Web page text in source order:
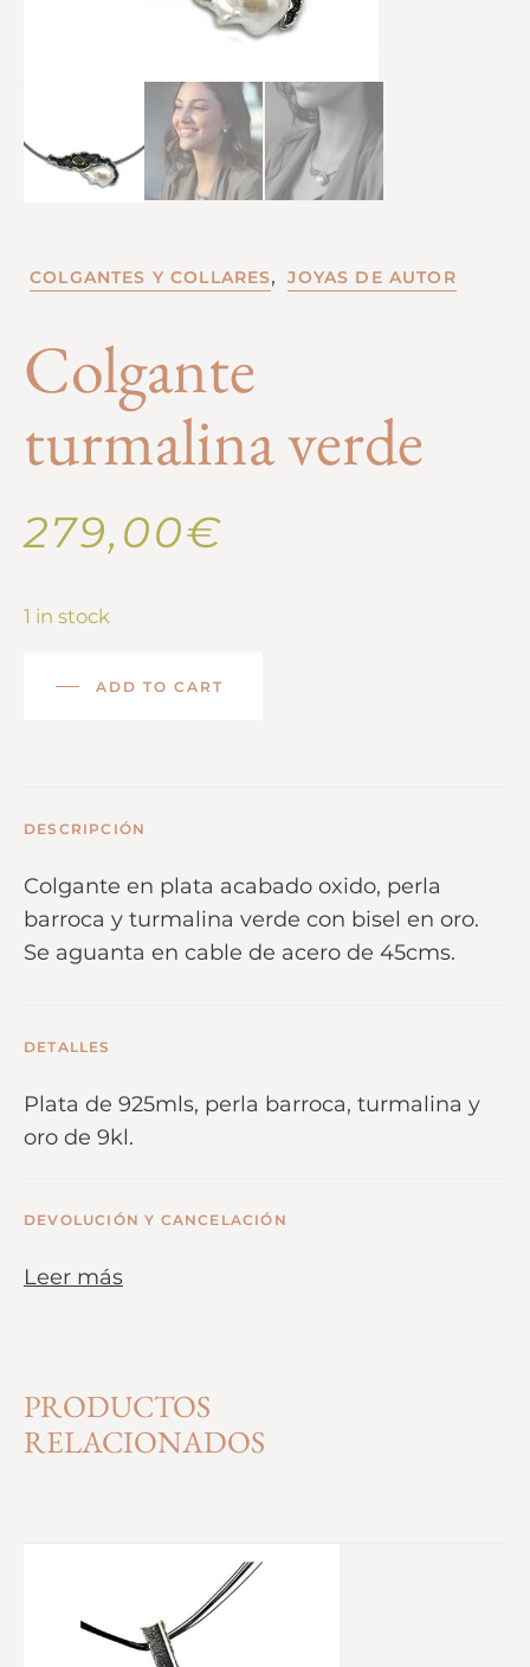
COLGANTES Y COLLARES, JOYAS DE AUTOR
Colgante
turmalina verde
279,00€
1 in stock
ADD TO CART
DESCRIPCIÓN
Colgante en plata acabado oxido, perla
barroca y turmalina verde con bisel en oro.
Se aguanta en cable de acero de 45cms.
DETALLES
Plata de 925mls, perla barroca, turmalina y
oro de 9kl.
DEVOLUCIÓN Y CANCELACIÓN
Leer más
PRODUCTOS
RELACIONADOS